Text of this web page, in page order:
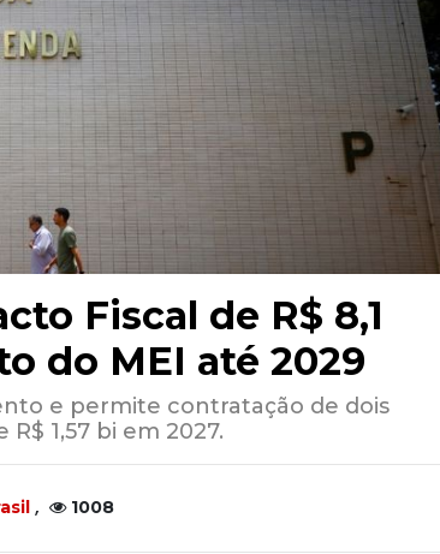
Fiscal de R$ 8,1
do MEI até 2029
e permite contratação de dois
1,57 bi em 2027.
, 1008